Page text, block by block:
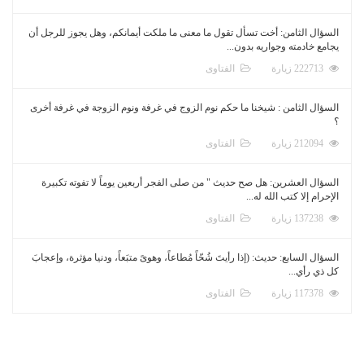
السؤال الثامن: أخت تسأل تقول ما معنى ما ملكت أيمانكم، وهل يجوز للرجل أن
يجامع خادمته وجواريه بدون...
الفتاوى
السؤال الثامن : شيخنا ما حكم نوم الزوج في غرفة ونوم الزوجة في غرفة أخرى
؟
الفتاوى
السؤال العشرين: هل صح حديث " من صلى الفجر أربعين يوماً لا تفوته تكبيرة
الإحرام إلا كتب الله له...
الفتاوى
السؤال السابع: حديث: (إذا رأيتَ شُحّاً مُطاعاً، وهوىً متبَعاً، ودنيا مؤثرة، وإعجابَ
كل ذي رأي...
الفتاوى